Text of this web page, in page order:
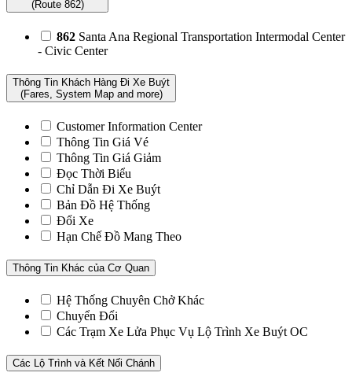
(Route 862)
862 Santa Ana Regional Transportation Intermodal Center
- Civic Center
Thông Tin Khách Hàng Đi Xe Buýt
(Fares, System Map and more)
Customer Information Center
Thông Tin Giá Vé
Thông Tin Giá Giảm
Đọc Thời Biểu
Chỉ Dẫn Đi Xe Buýt
Bản Đồ Hệ Thống
Đổi Xe
Hạn Chế Đồ Mang Theo
Thông Tin Khác của Cơ Quan
Hệ Thống Chuyên Chở Khác
Chuyển Đổi
Các Trạm Xe Lửa Phục Vụ Lộ Trình Xe Buýt OC
Các Lộ Trình và Kết Nối Chánh